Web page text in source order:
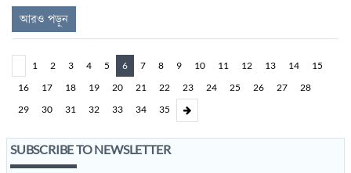
আরও পড়ুন
1 2 3 4 5 6 7 8 9 10 11 12 13 14
15
16
17 18 19 20 21 22 23 24 25 26 27
28
29
30 31 32 33 34 35
SUBSCRIBE TO NEWSLETTER